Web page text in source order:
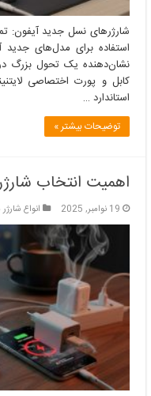
نشان‌دهنده یک تحول بزرگ در
استاندارد …
توضیحات بیشتر »
اهمیت انتخاب
19 نوامبر, 2025 انواع